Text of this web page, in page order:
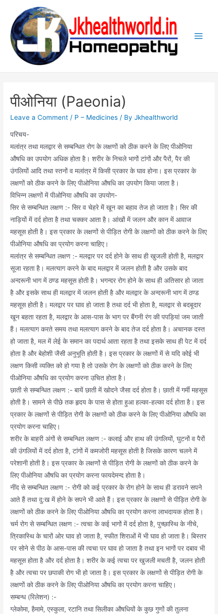
content
पीओनिया (Paeonia)
Leave a Comment / P – Medicines / ByJkhealthworld
परिचय-
मलांत्र तथा मलद्वार से सम्बन्धित रोग के लक्षणों को ठीक करने के लिए पीओनिया
औषधि का उपयोग अधिक होता है। शरीर के निचले भागों टांगों और पैरों, पैर की
उंगलियों आदि तथा स्तनों व मलांत्र में किसी प्रकार के घाव होना। इस प्रकार के
लक्षणों को ठीक करने के लिए पीओनिया औषधि का उपयोग किया जाता है।
विभिन्न लक्षणों में पीओनिया औषधि का उपयोग-
सिर से सम्बन्धित लक्षण :- सिर व चेहरे में खून का बहाव तेज हो जाता है। सिर की
नाड़ियों में दर्द होता है तथा चक्कर आता है। आंखों में जलन और कान में आवाज
महसूस होती है। इस प्रकार के लक्षणों से पीड़ित रोगी के लक्षणों को ठीक करने के लिए
पीओनिया औषधि का प्रयोग करना चाहिए।
मलांत्र से सम्बन्धित लक्षण :- मलद्वार पर दर्द होने के साथ ही खुजली होती है, मलद्वार
सूजा रहता है। मलत्याग करने के बाद मलद्वार में जलन होती है और उसके बाद
अन्दरूनी भाग में ठण्ड महसूस होती है। भगन्दर रोग होने के साथ ही अतिसार हो जाता
है और इसके साथ ही मलद्वार में जलन होती है और मलद्वार के अन्दरूनी भाग में ठण्ड
महसूस होती है। मलद्वार पर घाव हो जाता है तथा दर्द भी होता है, मलद्वार से बदबूदार
खून बहता रहता है, मलद्वार के आस-पास के भाग पर बैंगनी रंग की पपड़ियां जम जाती
हैं। मलत्याग करते समय तथा मलत्याग करने के बाद तेज दर्द होता है। अचानक दस्त
हो जाता है, मल में लेई के समान का पदार्थ आता रहता है तथा इसके साथ ही पेट में दर्द
होता है और बेहोशी जैसी अनुभूति होती है। इस प्रकार के लक्षणों में से यदि कोई भी
लक्षण किसी व्यक्ति को हो गया है तो उसके रोग के लक्षणों को ठीक करने के लिए
पीओनिया औषधि का प्रयोग करना उचित होता है।
छाती से सम्बन्धित लक्षण :- बायें छाती में खोदने जैसा दर्द होता है। छाती में गर्मी महसूस
होती है। सामने से पीछे तक हृदय के पास से होता हुआ हल्का-हल्का दर्द होता है। इस
प्रकार के लक्षणों से पीड़ित रोगी के लक्षणों को ठीक करने के लिए पीओनिया औषधि का
प्रयोग करना चाहिए।
शरीर के बाहरी अंगों से सम्बन्धित लक्षण :- कलाई और हाथ की उंगलियों, घुटनों व पैरों
की उंगलियों में दर्द होता है, टांगों में कमजोरी महसूस होती है जिसके कारण चलने में
परेशानी होती है। इस प्रकार के लक्षणों से पीड़ित रोगी के लक्षणों को ठीक करने के
लिए पीओनिया औषधि का प्रयोग करना फायदेमन्द होता है।
नींद से सम्बन्धित लक्षण :- रोगी को कई प्रकार के रोग होने के साथ ही डरावने सपने
आते हैं तथा दु:ख में होने के सपने भी आते हैं। इस प्रकार के लक्षणों से पीड़ित रोगी के
लक्षणों को ठीक करने के लिए पीओनिया औषधि का प्रयोग करना लाभदायक होता है।
चर्म रोग से सम्बन्धित लक्षण :- त्वचा के कई भागों में दर्द होता है, पुच्छास्थि के नीचे,
त्रिकास्थि के चारों ओर घाव हो जाता है, स्फीत शिराओं में भी घाव हो जाता है। बिस्तर
पर सोने से पीठ के आस-पास की त्वचा पर घाव हो जाता है तथा इन भागों पर दबाव भी
महसूस होता है और दर्द होता है। शरीर के कई त्वचा पर खुजली मचती है, जलन होती
है और त्वचा पर छपाकी रोग भी हो जाता है। इस प्रकार के लक्षणों से पीड़ित रोगी के
लक्षणों को ठीक करने के लिए पीओनिया औषधि का प्रयोग करना चाहिए।
सम्बन्ध (रिलेशन) :-
ग्लेकोमा, हैमामे, एस्कुला, रटानि तथा सिलीका औषधियों के कुछ गुणों की तुलना